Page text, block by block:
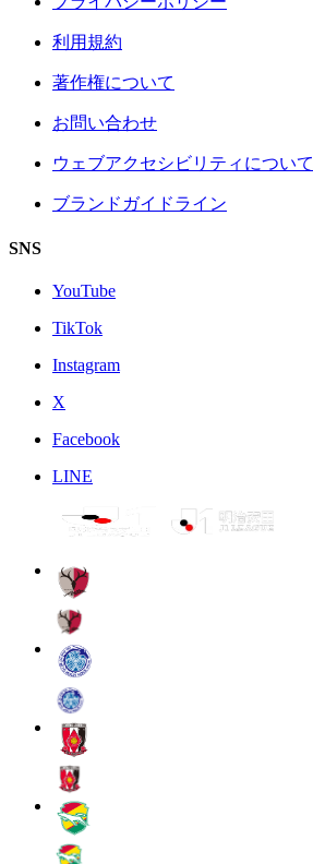
利用規約
著作権について
お問い合わせ
ウェブアクセシビリティについて
ブランドガイドライン
SNS
YouTube
TikTok
Instagram
X
Facebook
LINE